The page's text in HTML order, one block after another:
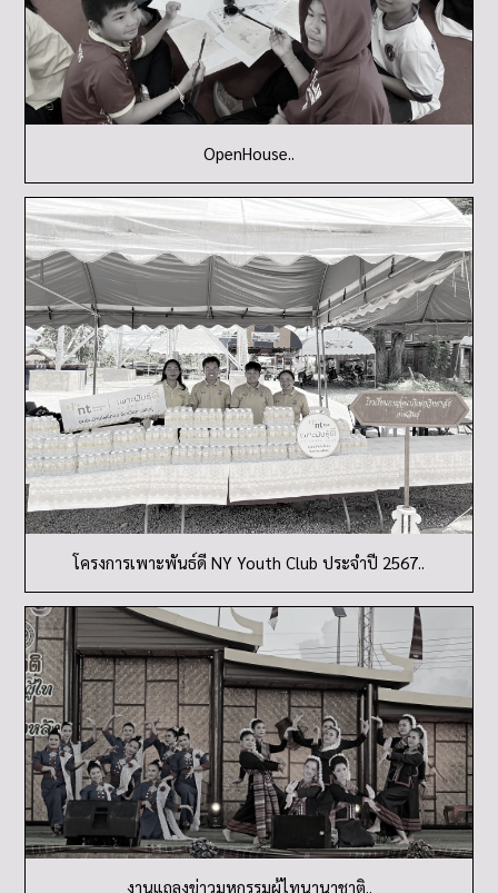
OpenHouse..
โครงการเพาะพันธ์ดี NY Youth Club ประจำปี 2567..
งานแถลงข่าวมหกรรมผู้ไทนานาชาติ..